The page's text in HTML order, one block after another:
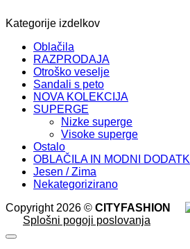
Kategorije izdelkov
Oblačila
RAZPRODAJA
Otroško veselje
Sandali s peto
NOVA KOLEKCIJA
SUPERGE
Nizke superge
Visoke superge
Ostalo
OBLAČILA IN MODNI DODATKI
Jesen / Zima
Nekategorizirano
Copyright 2026 © CITYFASHION
Splošni pogoji poslovanja